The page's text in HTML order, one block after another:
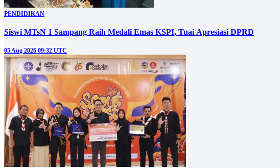
PENDIDIKAN
Siswi MTsN 1 Sampang Raih Medali Emas KSPI, Tuai Apresiasi DPRD
05 Aug 2026 09:32 UTC